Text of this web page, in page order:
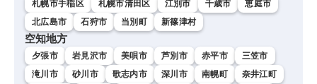
札幌市手稲区 札幌市清田区 江別市 千歳市
恵庭市
北広島市
石狩市 当別町 新篠津村
空知地方
夕張市 岩見沢市 美唄市 芦別市 赤平市
三笠市
滝川市
砂川市 歌志内市 深川市 南幌町
奈井江町